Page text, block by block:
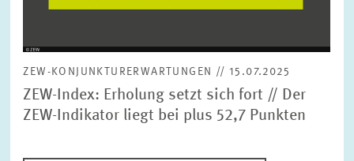
ZEW-KONJUNKTURERWARTUNGEN // 15.07.2025
ZEW-Index: Erholung setzt sich fort // Der
ZEW-Indikator liegt bei plus 52,7 Punkten